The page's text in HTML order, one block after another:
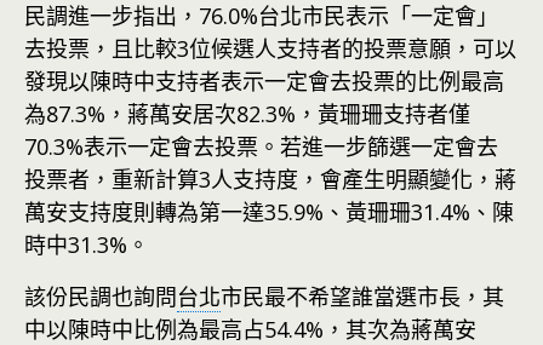
民調進一步指出，76.0%台北市民表示「一定會」
去投票，且比較3位候選人支持者的投票意願，可以
發現以陳時中支持者表示一定會去投票的比例最高
為87.3%，蔣萬安居次82.3%，黃珊珊支持者僅
70.3%表示一定會去投票。若進一步篩選一定會去
投票者，重新計算3人支持度，會產生明顯變化，蔣
萬安支持度則轉為第一達35.9%、黃珊珊31.4%、陳
時中31.3%。
該份民調也詢問台北市民最不希望誰當選市長，其
中以陳時中比例為最高占54.4%，其次為蔣萬安